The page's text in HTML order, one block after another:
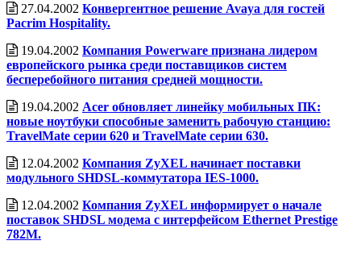
27.04.2002 Конвергентное решение Avaya для гостей
Pacrim Hospitality.
19.04.2002 Компания Powerware признана лидером
европейского рынка среди поставщиков систем
бесперебойного питания средней мощности.
19.04.2002 Acer обновляет линейку мобильных ПК:
новые ноутбуки способные заменить рабочую станцию:
TravelMate серии 620 и TravelMate серии 630.
12.04.2002 Компания ZyXEL начинает поставки
модульного SHDSL-коммутатора IES-1000.
12.04.2002 Компания ZyXEL информирует о начале
поставок SHDSL модема с интерфейсом Ethernet Prestige
782M.